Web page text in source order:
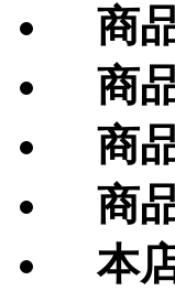
商
商
商
商
本